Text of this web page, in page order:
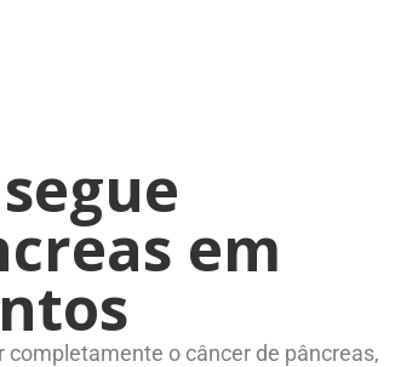
em
o câncer de pâncreas,